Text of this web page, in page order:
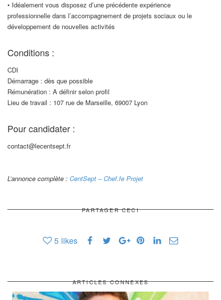
• Idéalement vous disposez d’une précédente expérience
professionnelle dans l’accompagnement de projets sociaux ou le
développement de nouvelles activités
Conditions :
CDI
Démarrage : dès que possible
Rémunération : A définir selon profil
Lieu de travail : 107 rue de Marseille, 69007 Lyon
Pour candidater :
contact@lecentsept.fr
L’annonce complète : CentSept – Chef.fe Projet
PARTAGER CECI
5 likes
ARTICLES CONNEXES